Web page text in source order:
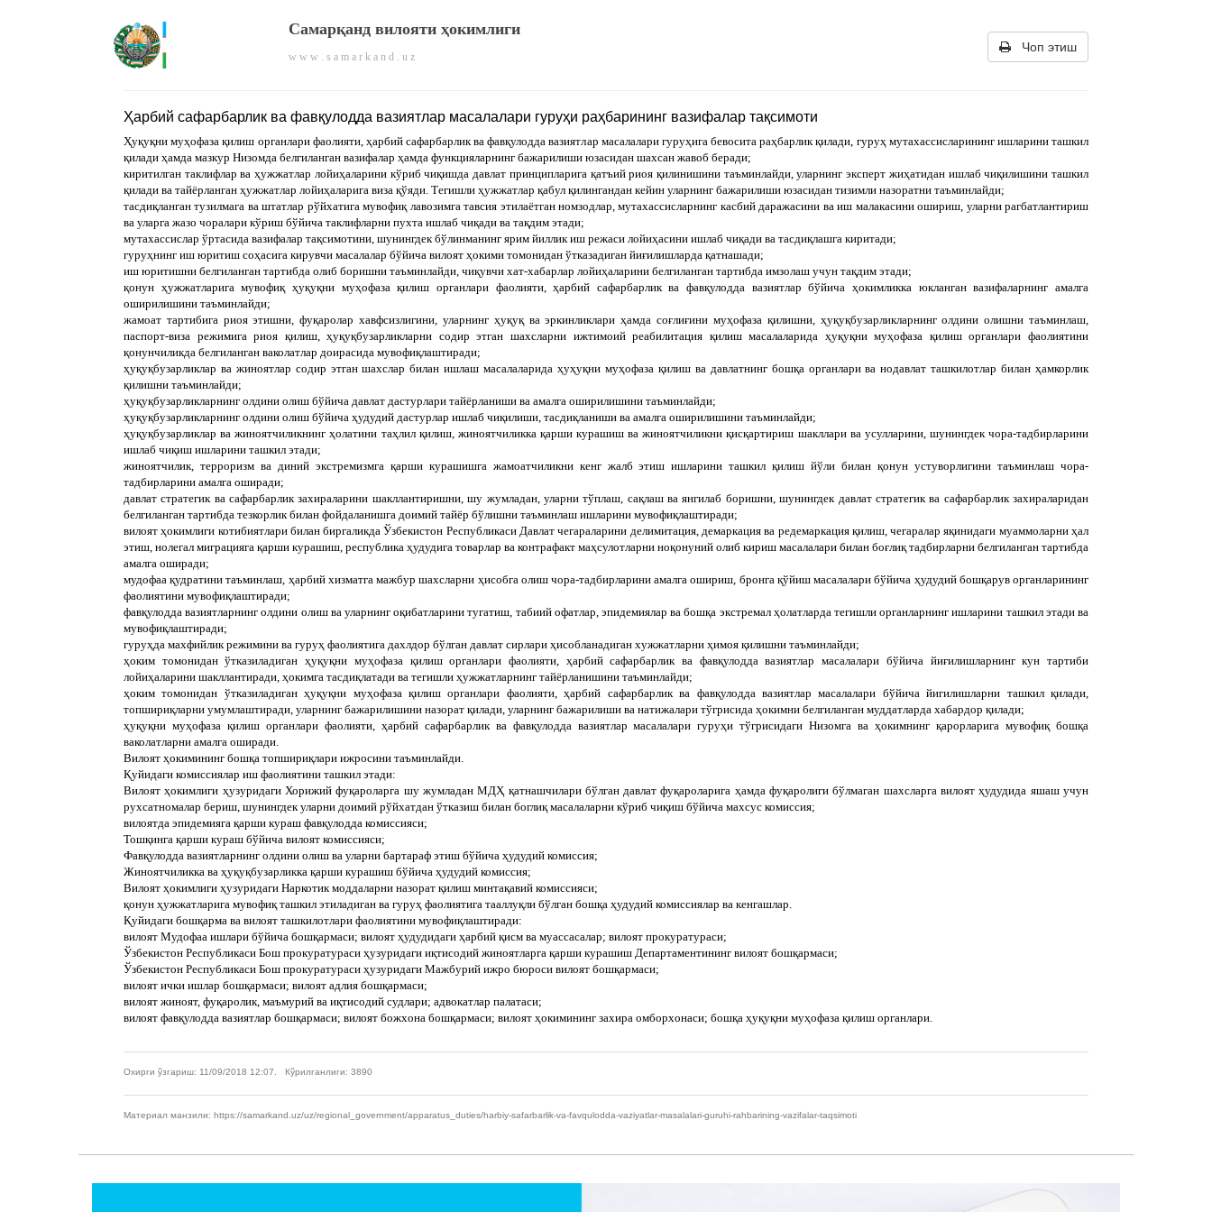
Самарқанд вилояти ҳокимлиги
w w w . s a m a r k a n d . u z
Чоп этиш
Ҳарбий сафарбарлик ва фавқулодда вазиятлар масалалари гуруҳи раҳбарининг вазифалар тақсимоти
Ҳуқуқни муҳофаза қилиш органлари фаолияти, ҳарбий сафарбарлик ва фавқулодда вазиятлар масалалари гуруҳига бевосита раҳбарлик қилади, гуруҳ мутахассисларининг ишларини ташкил
қилади ҳамда мазкур Низомда белгиланган вазифалар ҳамда функцияларнинг бажарилиши юзасидан шахсан жавоб беради;
киритилган таклифлар ва ҳужжатлар лойиҳаларини кўриб чиқишда давлат принципларига қатъий риоя қилинишини таъминлайди, уларнинг эксперт жиҳатидан ишлаб чиқилишини ташкил
қилади ва тайёрланган ҳужжатлар лойиҳаларига виза қўяди. Тегишли ҳужжатлар қабул қилингандан кейин уларнинг бажарилиши юзасидан тизимли назоратни таъминлайди;
тасдиқланган тузилмага ва штатлар рўйхатига мувофиқ лавозимга тавсия этилаётган номзодлар, мутахассисларнинг касбий даражасини ва иш малакасини ошириш, уларни рагбатлантириш
ва уларга жазо чоралари кўриш бўйича таклифларни пухта ишлаб чиқади ва тақдим этади;
мутахассислар ўртасида вазифалар тақсимотини, шунингдек бўлинманинг ярим йиллик иш режаси лойиҳасини ишлаб чиқади ва тасдиқлашга киритади;
гуруҳнинг иш юритиш соҳасига кирувчи масалалар бўйича вилоят ҳокими томонидан ўтказадиган йиғилишларда қатнашади;
иш юритишни белгиланган тартибда олиб боришни таъминлайди, чиқувчи хат-хабарлар лойиҳаларини белгиланган тартибда имзолаш учун тақдим этади;
қонун ҳужжатларига мувофиқ ҳуқуқни муҳофаза қилиш органлари фаолияти, ҳарбий сафарбарлик ва фавқулодда вазиятлар бўйича ҳокимликка юкланган вазифаларнинг амалга
оширилишини таъминлайди;
жамоат тартибига риоя этишни, фуқаролар хавфсизлигини, уларнинг ҳуқуқ ва эркинликлари ҳамда соғлиғини муҳофаза қилишни, ҳуқуқбузарликларнинг олдини олишни таъминлаш,
паспорт-виза режимига риоя қилиш, ҳуқуқбузарликларни содир этган шахсларни ижтимоий реабилитация қилиш масалаларида ҳуқуқни муҳофаза қилиш органлари фаолиятини
қонунчиликда белгиланган ваколатлар доирасида мувофиқлаштиради;
ҳуқуқбузарликлар ва жиноятлар содир этган шахслар билан ишлаш масалаларида ҳуҳуқни муҳофаза қилиш ва давлатнинг бошқа органлари ва нодавлат ташкилотлар билан ҳамкорлик
қилишни таъминлайди;
ҳуқуқбузарликларнинг олдини олиш бўйича давлат дастурлари тайёрланиши ва амалга оширилишини таъминлайди;
ҳуқуқбузарликларнинг олдини олиш бўйича ҳудудий дастурлар ишлаб чиқилиши, тасдиқланиши ва амалга оширилишини таъминлайди;
ҳуқуқбузарликлар ва жиноятчиликнинг ҳолатини таҳлил қилиш, жиноятчиликка қарши курашиш ва жиноятчиликни қисқартириш шакллари ва усулларини, шунингдек чора-тадбирларини
ишлаб чиқиш ишларини ташкил этади;
жиноятчилик, терроризм ва диний экстремизмга қарши курашишга жамоатчиликни кенг жалб этиш ишларини ташкил қилиш йўли билан қонун устуворлигини таъминлаш чора-
тадбирларини амалга оширади;
давлат стратегик ва сафарбарлик захираларини шакллантиришни, шу жумладан, уларни тўплаш, сақлаш ва янгилаб боришни, шунингдек давлат стратегик ва сафарбарлик захираларидан
белгиланган тартибда тезкорлик билан фойдаланишга доимий тайёр бўлишни таъминлаш ишларини мувофиқлаштиради;
вилоят ҳокимлиги котибиятлари билан биргаликда Ўзбекистон Республикаси Давлат чегараларини делимитация, демаркация ва редемаркация қилиш, чегаралар яқинидаги муаммоларни ҳал
этиш, нолегал миграцияга қарши курашиш, республика ҳудудига товарлар ва контрафакт маҳсулотларни ноқонуний олиб кириш масалалари билан боғлиқ тадбирларни белгиланган тартибда
амалга оширади;
мудофаа қудратини таъминлаш, ҳарбий хизматга мажбур шахсларни ҳисобга олиш чора-тадбирларини амалга ошириш, бронга қўйиш масалалари бўйича ҳудудий бошқарув органларининг
фаолиятини мувофиқлаштиради;
фавқулодда вазиятларнинг олдини олиш ва уларнинг оқибатларини тугатиш, табиий офатлар, эпидемиялар ва бошқа экстремал ҳолатларда тегишли органларнинг ишларини ташкил этади ва
мувофиқлаштиради;
гуруҳда махфийлик режимини ва гуруҳ фаолиятига дахлдор бўлган давлат сирлари ҳисобланадиган хужжатларни ҳимоя қилишни таъминлайди;
ҳоким томонидан ўтказиладиган ҳуқуқни муҳофаза қилиш органлари фаолияти, ҳарбий сафарбарлик ва фавқулодда вазиятлар масалалари бўйича йиғилишларнинг кун тартиби
лойиҳаларини шакллантиради, ҳокимга тасдиқлатади ва тегишли ҳужжатларнинг тайёрланишини таъминлайди;
ҳоким томонидан ўтказиладиган ҳуқуқни муҳофаза қилиш органлари фаолияти, ҳарбий сафарбарлик ва фавқулодда вазиятлар масалалари бўйича йигилишларни ташкил қилади,
топшириқларни умумлаштиради, уларнинг бажарилишини назорат қилади, уларнинг бажарилиши ва натижалари тўгрисида ҳокимни белгиланган муддатларда хабардор қилади;
ҳуқуқни муҳофаза қилиш органлари фаолияти, ҳарбий сафарбарлик ва фавқулодда вазиятлар масалалари гуруҳи тўгрисидаги Низомга ва ҳокимнинг қарорларига мувофиқ бошқа
ваколатларни амалга оширади.
Вилоят ҳокимининг бошқа топшириқлари ижросини таъминлайди.
Қуйидаги комиссиялар иш фаолиятини ташкил этади:
Вилоят ҳокимлиги ҳузуридаги Хорижий фуқароларга шу жумладан МДҲ қатнашчилари бўлган давлат фуқароларига ҳамда фуқаролиги бўлмаган шахсларга вилоят ҳудудида яшаш учун
рухсатномалар бериш, шунингдек уларни доимий рўйхатдан ўтказиш билан боглиқ масалаларни кўриб чиқиш бўйича махсус комиссия;
вилоятда эпидемияга қарши кураш фавқулодда комиссияси;
Тошқинга қарши кураш бўйича вилоят комиссияси;
Фавқулодда вазиятларнинг олдини олиш ва уларни бартараф этиш бўйича ҳудудий комиссия;
Жиноятчиликка ва ҳуқуқбузарликка қарши курашиш бўйича ҳудудий комиссия;
Вилоят ҳокимлиги ҳузуридаги Наркотик моддаларни назорат қилиш минтақавий комиссияси;
қонун ҳужжатларига мувофиқ ташкил этиладиган ва гуруҳ фаолиятига тааллуқли бўлган бошқа ҳудудий комиссиялар ва кенгашлар.
Қуйидаги бошқарма ва вилоят ташкилотлари фаолиятини мувофиқлаштиради:
вилоят Мудофаа ишлари бўйича бошқармаси; вилоят ҳудудидаги ҳарбий қисм ва муассасалар; вилоят прокуратураси;
Ўзбекистон Республикаси Бош прокуратураси ҳузуридаги иқтисодий жиноятларга қарши курашиш Департаментининг вилоят бошқармаси;
Ўзбекистон Республикаси Бош прокуратураси ҳузуридаги Мажбурий ижро бюроси вилоят бошқармаси;
вилоят ички ишлар бошқармаси; вилоят адлия бошқармаси;
вилоят жиноят, фуқаролик, маъмурий ва иқтисодий судлари; адвокатлар палатаси;
вилоят фавқулодда вазиятлар бошқармаси; вилоят божхона бошқармаси; вилоят ҳокимининг захира омборхонаси; бошқа ҳуқуқни муҳофаза қилиш органлари.
Охирги ўзгариш: 11/09/2018 12:07. Кўрилганлиги: 3890
Материал манзили: https://samarkand.uz/uz/regional_government/apparatus_duties/harbiy-safarbarlik-va-favqulodda-vaziyatlar-masalalari-guruhi-rahbarining-vazifalar-taqsimoti